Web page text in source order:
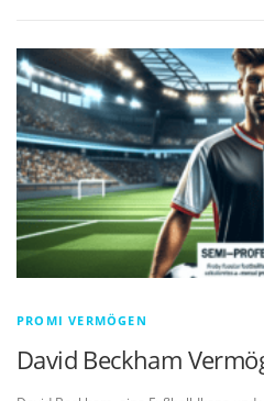
PROMI VERMÖGEN
David Beckham